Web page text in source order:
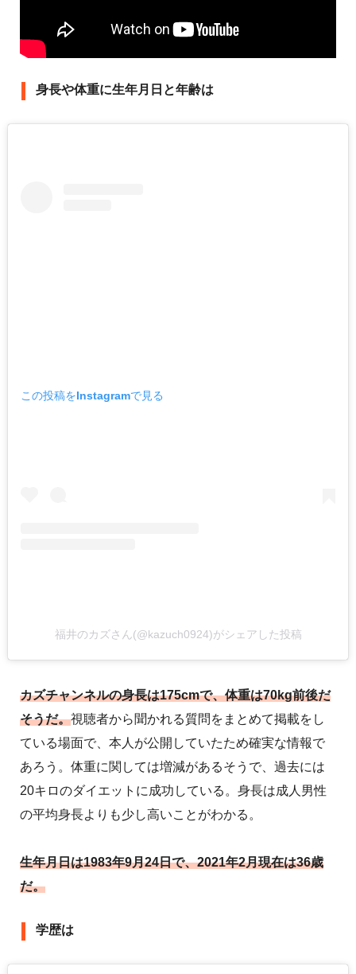
身長や体重に生年月日と年齢は
この投稿をInstagramで見る
福井のカズさん(@kazuch0924)がシェアした投稿
カズチャンネルの身長は175cmで、体重は70kg前後だ
そうだ。視聴者から聞かれる質問をまとめて掲載をし
ている場面で、本人が公開していたため確実な情報で
あろう。体重に関しては増減があるそうで、過去には
20キロのダイエットに成功している。身長は成人男性
の平均身長よりも少し高いことがわかる。
生年月日は1983年9月24日で、2021年2月現在は36歳
だ。
学歴は